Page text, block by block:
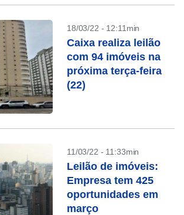
18/03/22 - 12:11min
Caixa realiza leilão
com 94 imóveis na
próxima terça-feira
(22)
11/03/22 - 11:33min
Leilão de imóveis:
Empresa tem 425
oportunidades em
março